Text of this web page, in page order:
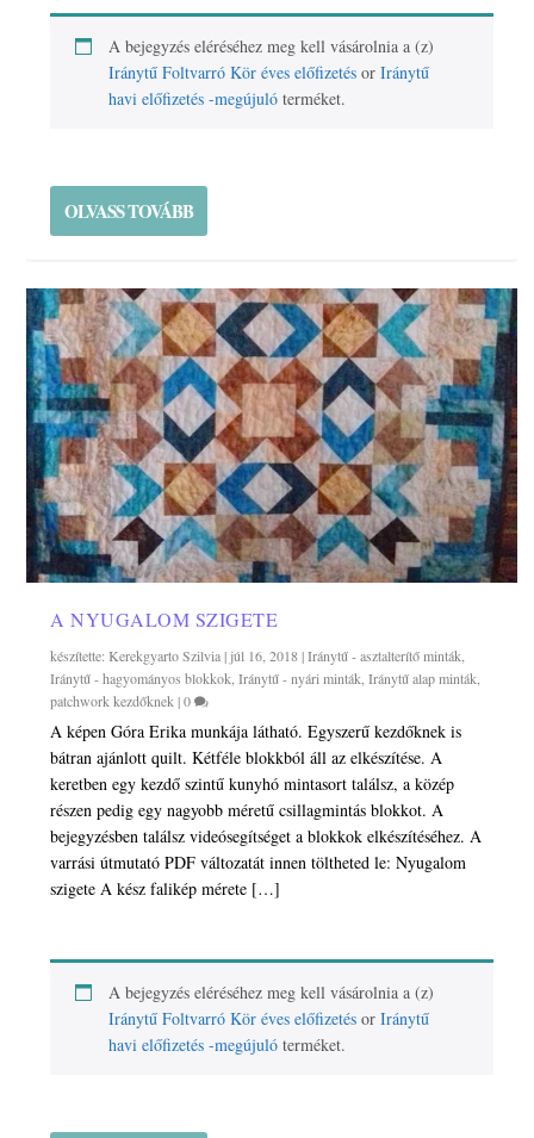
A bejegyzés eléréséhez meg kell vásárolnia a (z)
Iránytű Foltvarró Kör éves előfizetés orIránytű
havi előfizetés -megújuló terméket.
OLVASS TOVÁBB
A NYUGALOM SZIGETE
készítette:Kerekgyarto Szilvia| júl 16, 2018|Iránytű - asztalterítő minták
Iránytű - hagyományos blokkok ,Iránytű - nyári minták ,Iránytű alap minták
patchwork kezdőknek |0
A képen Góra Erika munkája látható. Egyszerű kezdőknek is
bátran ajánlott quilt. Kétféle blokkból áll az elkészítése. A
keretben egy kezdő szintű kunyhó mintasort találsz, a közép
részen pedig egy nagyobb méretű csillagmintás blokkot. A
bejegyzésben találsz videósegítséget a blokkok elkészítéséhez. A
varrási útmutató PDF változatát innen töltheted le: Nyugalom
szigete A kész falikép mérete […]
A bejegyzés eléréséhez meg kell vásárolnia a (z)
Iránytű Foltvarró Kör éves előfizetés orIránytű
havi előfizetés -megújuló terméket.